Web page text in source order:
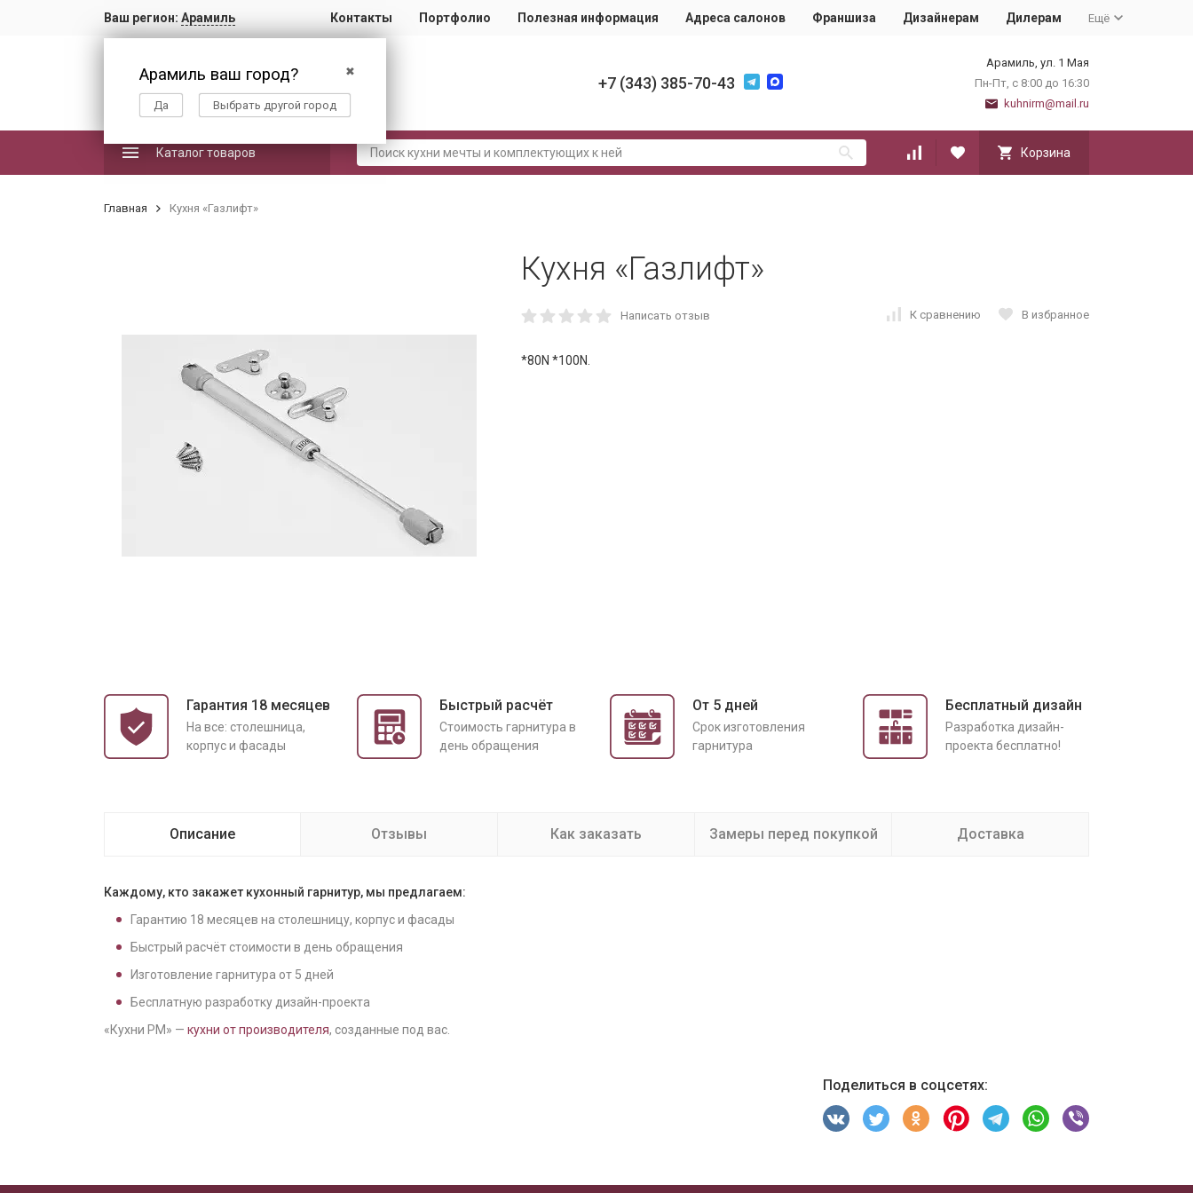
Ваш регион: Арамиль
✖
Арамиль ваш город?
Да Выбрать другой город
Контакты Портфолио Полезная информация Адреса салонов Франшиза Дизайнерам Дилерам Ещё
+7 (343) 385-70-43
Арамиль, ул. 1 Мая
Пн-Пт, с 8:00 до 16:30
kuhnirm@mail.ru
Каталог товаров Корзина
Главная Кухня «Газлифт»
Кухня «Газлифт»
Написать отзыв К сравнению В избранное
*80N *100N.
Гарантия 18 месяцев
На все: столешница,
корпус и фасады
Быстрый расчёт
Cтоимость гарнитура в
день обращения
От 5 дней
Срок изготовления
гарнитура
Бесплатный дизайн
Разработка дизайн-
проекта бесплатно!
Описание Отзывы Как заказать Замеры перед покупкой Доставка
Каждому, кто закажет кухонный гарнитур, мы предлагаем:
Гарантию 18 месяцев на столешницу, корпус и фасады
Быстрый расчёт стоимости в день обращения
Изготовление гарнитура от 5 дней
Бесплатную разработку дизайн-проекта
«Кухни РМ» — кухни от производителя, созданные под вас.
Поделиться в соцсетях: